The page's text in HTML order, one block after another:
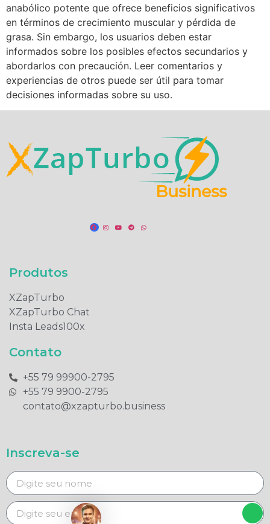
anabólico potente que ofrece beneficios significativos
en términos de crecimiento muscular y pérdida de
grasa. Sin embargo, los usuarios deben estar
informados sobre los posibles efectos secundarios y
abordarlos con precaución. Leer comentarios y
experiencias de otros puede ser útil para tomar
decisiones informadas sobre su uso.
Produtos​
XZapTurbo
XZapTurbo Chat
Insta Leads100x
Contato
+55 79 99900-2795​
+55 79 9900-2795​
contato@xzapturbo.business
Inscreva-se